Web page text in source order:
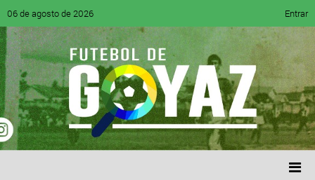
06 de agosto de 2026 Entrar